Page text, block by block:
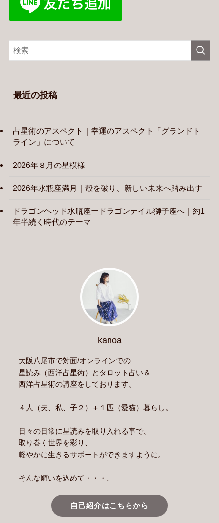
最近の投稿
占星術のアスペクト｜幸運のアスペクト「グランドト
ライン」について
2026年８月の星模様
2026年水瓶座満月｜殻を破り、新しい未来へ踏み出す
ドラゴンヘッド水瓶座ードラゴンテイル獅子座へ｜約1
年半続く時代のテーマ
kanoa
大阪八尾市で対面/オンラインでの
星読み（西洋占星術）とタロット占い＆
西洋占星術の講座をしております。
４人（夫、私、子２）＋１匹（愛猫）暮らし。
日々の日常に星読みを取り入れる事で、
取り巻く世界を彩り、
軽やかに生きるサポートができますように。
そんな願いを込めて・・・。
自己紹介はこちらから